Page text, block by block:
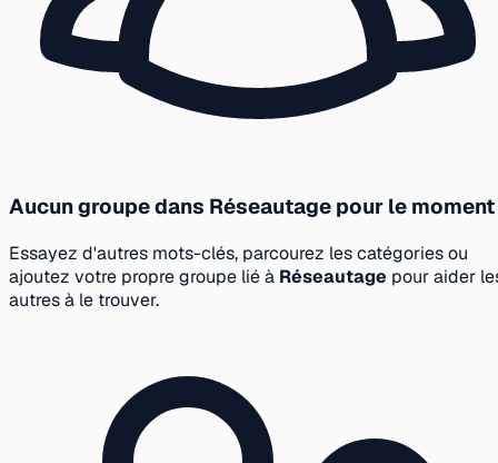
Aucun groupe dans Réseautage pour le moment
Essayez d'autres mots-clés, parcourez les catégories ou
ajoutez votre propre groupe lié à Réseautage pour aider
autres à le trouver.